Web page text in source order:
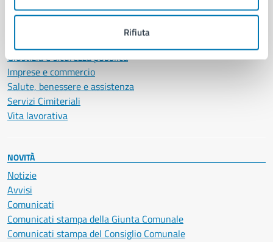
Rifiuta
Cultura e tempo libero
Giustizia e sicurezza pubblica
Imprese e commercio
Salute, benessere e assistenza
Servizi Cimiteriali
Vita lavorativa
NOVITÀ
Notizie
Avvisi
Comunicati
Comunicati stampa della Giunta Comunale
Comunicati stampa del Consiglio Comunale